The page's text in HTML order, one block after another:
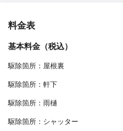
料金表
基本料金（税込）
駆除箇所：屋根裏
駆除箇所：軒下
駆除箇所：雨樋
駆除箇所：シャッター